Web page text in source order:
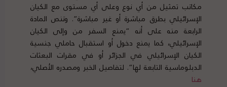
مكاتب تمثيل من أي نوع وعلى أي مستوى مع الكيان
الإسرائيلي بطرق مباشرة أو غير مباشرة”.​​​​​​​ وتنص المادة
الرابعة منه على أنه “يمنع السفر من وإلى الكيان
الإسرائيلي، كما يمنع دخول أو استقبال حاملي جنسية
الكيان الإسرائيلي في الجزائر أو في مقرات البعثات
الدبلوماسية التابعة لها”. لتفاصيل الخبر ومصدره الأصلي،
هنا